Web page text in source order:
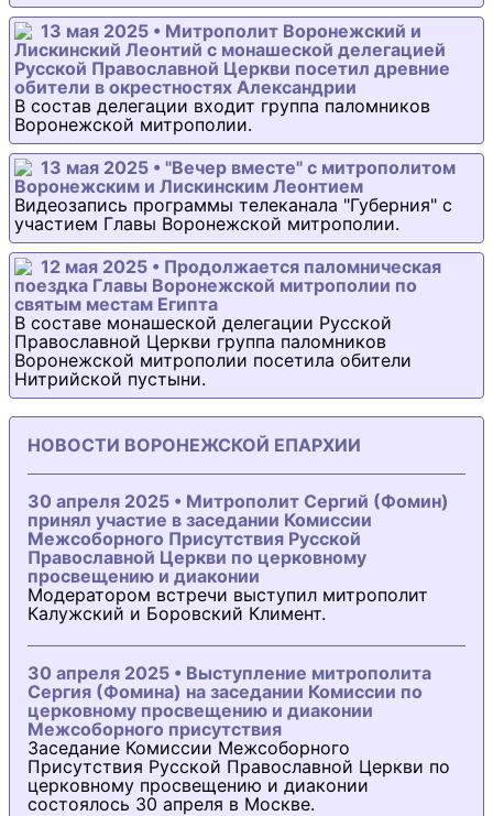
13 мая 2025 • Митрополит Воронежский и
Лискинский Леонтий с монашеской делегацией
Русской Православной Церкви посетил древние
обители в окрестностях Александрии
В состав делегации входит группа паломников
Воронежской митрополии.
13 мая 2025 • "Вечер вместе" с митрополитом
Воронежским и Лискинским Леонтием
Видеозапись программы телеканала "Губерния" с
участием Главы Воронежской митрополии.
12 мая 2025 • Продолжается паломническая
поездка Главы Воронежской митрополии по
святым местам Египта
В составе монашеской делегации Русской
Православной Церкви группа паломников
Воронежской митрополии посетила обители
Нитрийской пустыни.
НОВОСТИ ВОРОНЕЖСКОЙ ЕПАРХИИ
30 апреля 2025 • Митрополит Сергий (Фомин)
принял участие в заседании Комиссии
Межсоборного Присутствия Русской
Православной Церкви по церковному
просвещению и диаконии
Модератором встречи выступил митрополит
Калужский и Боровский Климент.
30 апреля 2025 • Выступление митрополита
Сергия (Фомина) на заседании Комиссии по
церковному просвещению и диаконии
Межсоборного присутствия
Заседание Комиссии Межсоборного
Присутствия Русской Православной Церкви по
церковному просвещению и диаконии
состоялось 30 апреля в Москве.